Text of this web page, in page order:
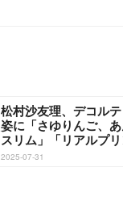
松村沙友理、デコル
姿に「さゆりんご、
スリム」「リアルプリ
2025-07-31